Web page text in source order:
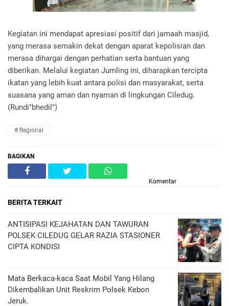
Kegiatan ini mendapat apresiasi positif dari jamaah masjid,
yang merasa semakin dekat dengan aparat kepolisian dan
merasa dihargai dengan perhatian serta bantuan yang
diberikan. Melalui kegiatan Jumling ini, diharapkan tercipta
ikatan yang lebih kuat antara polisi dan masyarakat, serta
suasana yang aman dan nyaman di lingkungan Ciledug.
(Rundi"bhedil")
#.Regional
BAGIKAN
Komentar
BERITA TERKAIT
ANTISIPASI KEJAHATAN DAN TAWURAN
POLSEK CILEDUG GELAR RAZIA STASIONER
CIPTA KONDISI
Mata Berkaca-kaca Saat Mobil Yang Hilang
Dikembalikan Unit Reskrim Polsek Kebon
Jeruk.